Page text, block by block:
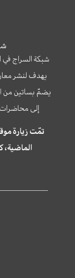
شبكة السراج في
يهدف لنشر
يضمّ بساتين من
إلى